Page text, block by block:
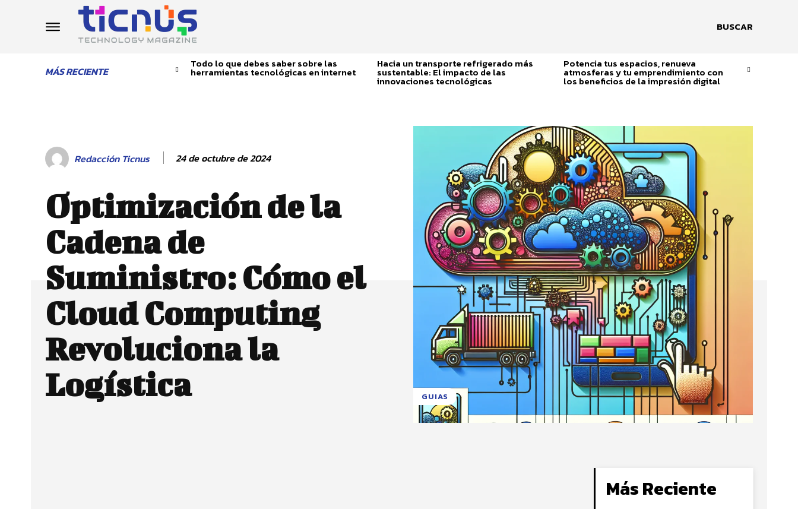
BUSCAR
MÁS RECIENTE
Todo lo que debes saber sobre las
herramientas tecnológicas en internet
Hacia un transporte refrigerado más
sustentable: El impacto de las
innovaciones tecnológicas
Potencia tus espacios, renueva
atmosferas y tu emprendimiento con
los beneficios de la impresión digital
Redacción Ticnus 24 de octubre de 2024
Optimización de la
Cadena de
Suministro: Cómo el
Cloud Computing
Revoluciona la
Logística
GUIAS
Más Reciente